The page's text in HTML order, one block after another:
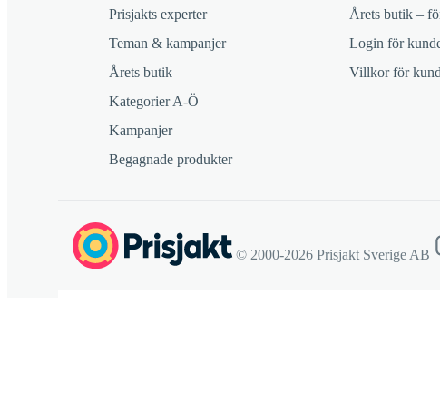
Prisjakts experter
Teman & kampanjer
Årets butik
Kategorier A-Ö
Kampanjer
Begagnade produkter
Årets butik –
Login för
Villkor för
© 2000-2026 Prisjakt Sverige AB